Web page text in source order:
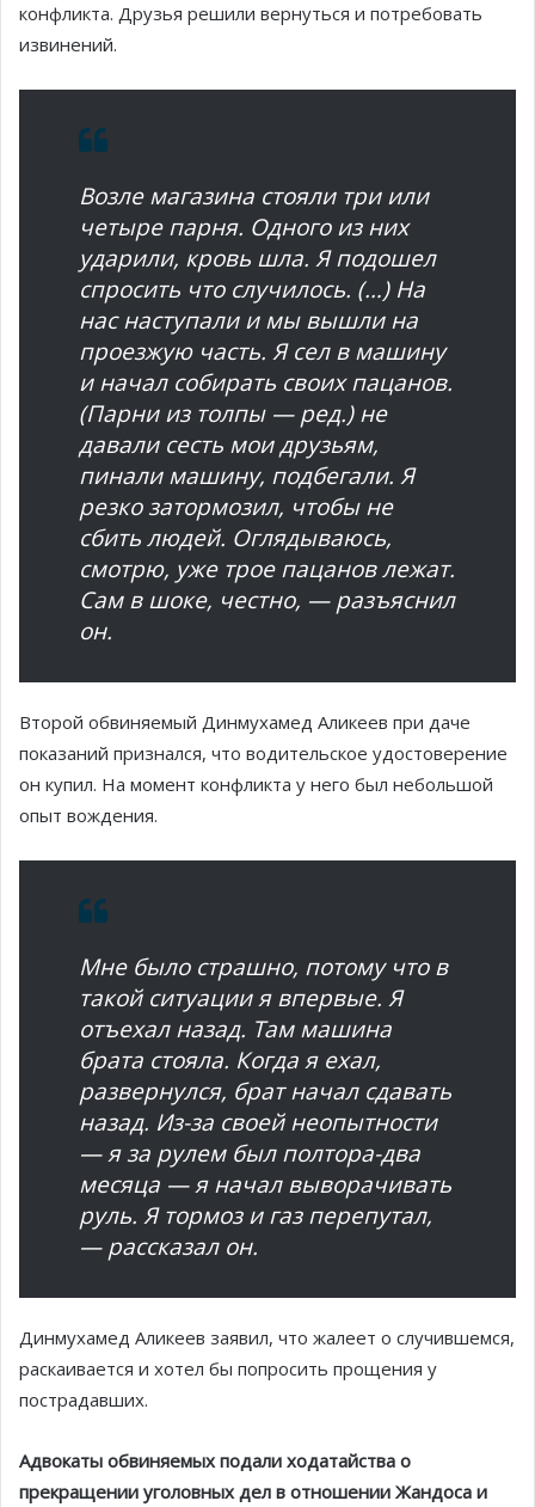
конфликта. Друзья решили вернуться и потребовать
извинений.
Возле магазина стояли три или
четыре парня. Одного из них
ударили, кровь шла. Я подошел
спросить что случилось. (…) На
нас наступали и мы вышли на
проезжую часть. Я сел в машину
и начал собирать своих пацанов.
(Парни из толпы — ред.) не
давали сесть мои друзьям,
пинали машину, подбегали. Я
резко затормозил, чтобы не
сбить людей. Оглядываюсь,
смотрю, уже трое пацанов лежат.
Сам в шоке, честно, — разъяснил
он.
Второй обвиняемый Динмухамед Аликеев при даче
показаний признался, что водительское удостоверение
он купил. На момент конфликта у него был небольшой
опыт вождения.
Мне было страшно, потому что в
такой ситуации я впервые. Я
отъехал назад. Там машина
брата стояла. Когда я ехал,
развернулся, брат начал сдавать
назад. Из-за своей неопытности
— я за рулем был полтора-два
месяца — я начал выворачивать
руль. Я тормоз и газ перепутал,
— рассказал он.
Динмухамед Аликеев заявил, что жалеет о случившемся,
раскаивается и хотел бы попросить прощения у
пострадавших.
Адвокаты обвиняемых подали ходатайства о
прекращении уголовных дел в отношении Жандоса и